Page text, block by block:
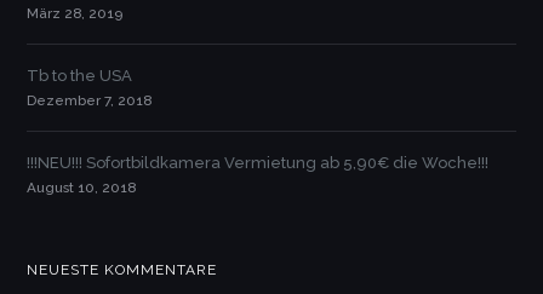
März 28, 2019
Tb to the USA
Dezember 7, 2018
!!!NEU!!! Sofortbildkamera Vermietung ab 5,90€ die Woche!!!
August 10, 2018
NEUESTE KOMMENTARE